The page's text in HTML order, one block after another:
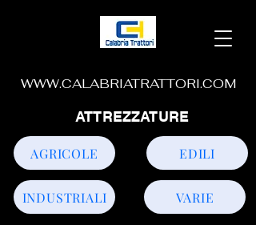
WWW.CALABRIATRATTORI.COM
INDUSTRIALI
AGRICOLE EDILI
VARIE
ATTREZZATURE